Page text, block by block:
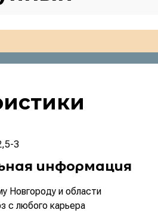
3
информация
Новгороду и области
с любого карьера